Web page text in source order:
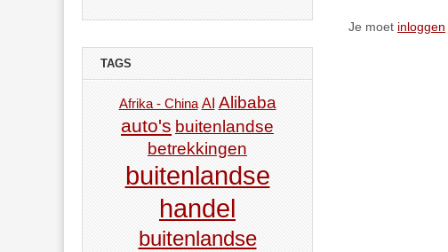
Je moet inloggen
TAGS
Afrika - China AI Alibaba
auto's buitenlandse
betrekkingen
buitenlandse
handel
buitenlandse